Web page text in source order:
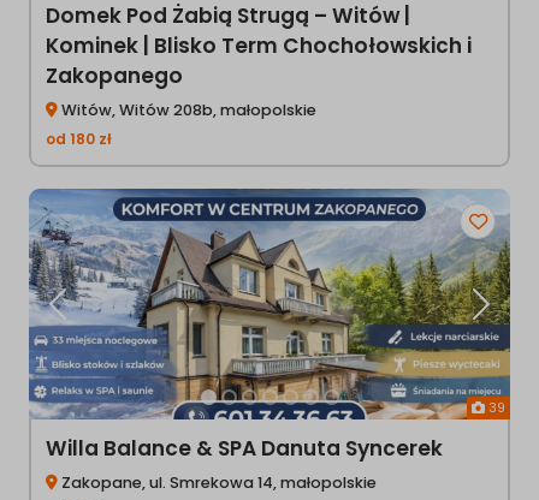
Domek Pod Żabią Strugą – Witów |
Kominek | Blisko Term Chochołowskich i
Zakopanego
Witów, Witów 208b, małopolskie
od 180 zł
39
Poprzednia
Willa Balance & SPA Danuta Syncerek
Zakopane, ul. Smrekowa 14, małopolskie